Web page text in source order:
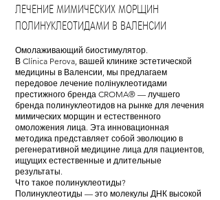
ЛЕЧЕНИЕ МИМИЧЕСКИХ МОРЩИН
ПОЛИНУКЛЕОТИДАМИ В ВАЛЕНСИИ
Омолаживающий биостимулятор.
В Clínica Perova, вашей клинике эстетической
медицины в Валенсии, мы предлагаем
передовое лечение полінуклеотидами
престижного бренда CROMA® — лучшего
бренда полинуклеотидов на рынке для лечения
мимических морщин и естественного
омоложения лица. Эта инновационная
методика представляет собой эволюцию в
регенеративной медицине лица для пациентов,
ищущих естественные и длительные
результаты.
Что такое полинуклеотиды?
Полинуклеотиды — это молекулы ДНК высокой